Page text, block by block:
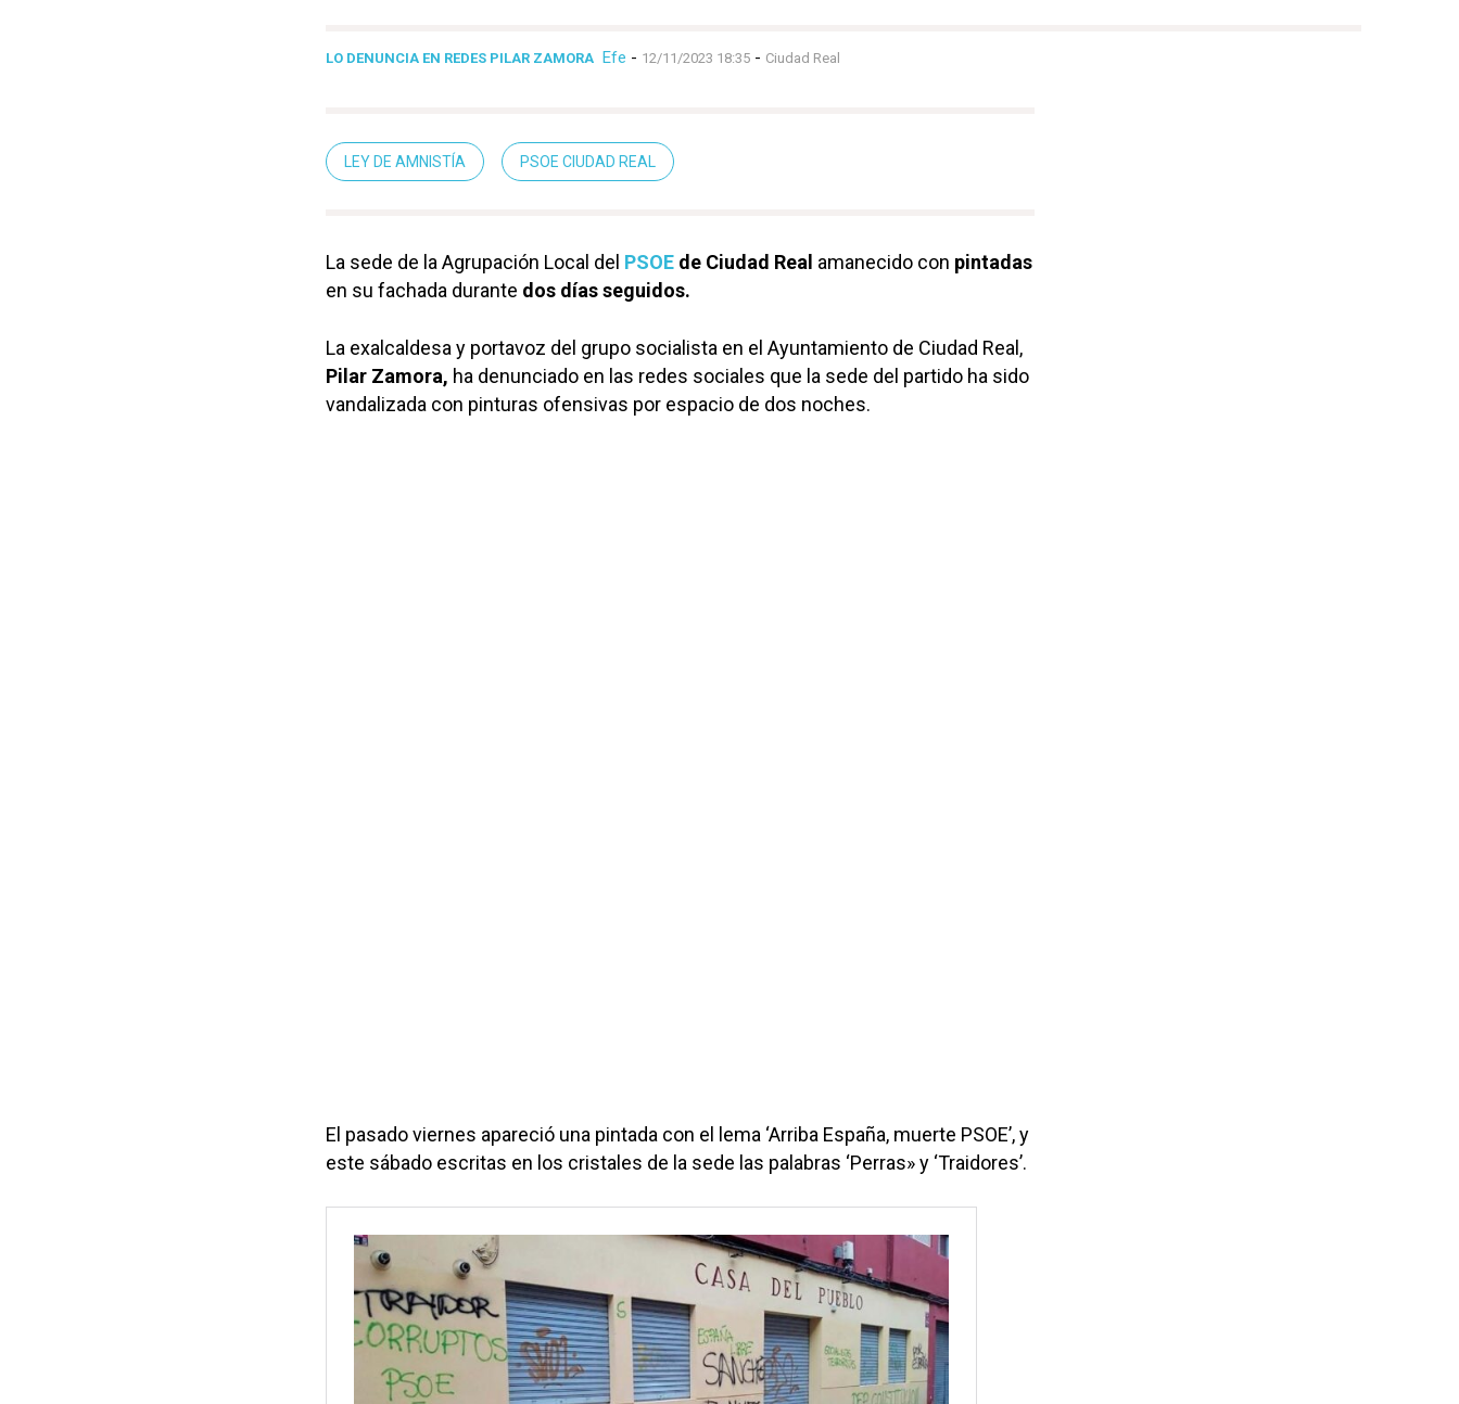
LO DENUNCIA EN REDES PILAR ZAMORA Efe - 12/11/2023 18:35 - Ciudad Real
LEY DE AMNISTÍA PSOE CIUDAD REAL
La sede de la Agrupación Local del PSOE de Ciudad Real amanecido con pintadas
en su fachada durante dos días seguidos.
La exalcaldesa y portavoz del grupo socialista en el Ayuntamiento de Ciudad Real,
Pilar Zamora, ha denunciado en las redes sociales que la sede del partido ha sido
vandalizada con pinturas ofensivas por espacio de dos noches.
El pasado viernes apareció una pintada con el lema ‘Arriba España, muerte PSOE’, y
este sábado escritas en los cristales de la sede las palabras ‘Perras» y ‘Traidores’.